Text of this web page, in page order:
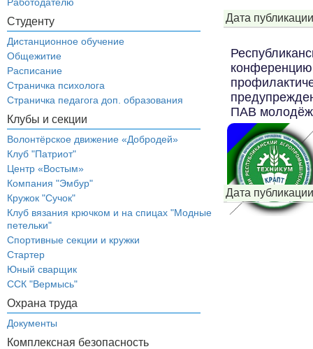
Студенту
Дистанционное обучение
Общежитие
Расписание
Страничка психолога
Страничка педагога доп. образования
Клубы и секции
Волонтёрское движение «Добродей»
Клуб "Патриот"
Центр «Востым»
Компания "Эмбур"
Кружок "Сучок"
Клуб вязания крючком и на спицах "Модные
петельки"
Спортивные секции и кружки
Стартер
Юный сварщик
ССК "Вермысь"
Охрана труда
Документы
Комплексная безопасность
Дата
конференцию
ПАВ
Дата